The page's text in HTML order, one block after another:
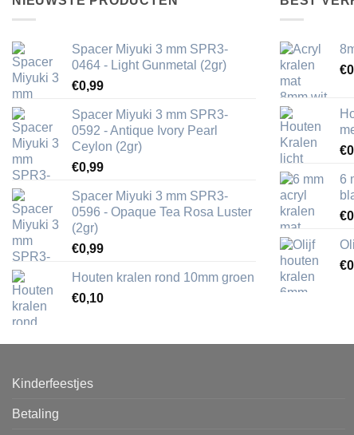
Spacer Miyuki 3 mm SPR3-
0464 - Light Gunmetal (2gr)
€0,99
Spacer Miyuki 3 mm SPR3-
0592 - Antique Ivory Pearl
Ceylon (2gr)
€0,99
Spacer Miyuki 3 mm SPR3-
0596 - Opaque Tea Rosa Luster
(2gr)
€0,99
Houten kralen rond 10mm groen
€0,10
€
€
6
€
€
Kinderfeestjes
Betaling